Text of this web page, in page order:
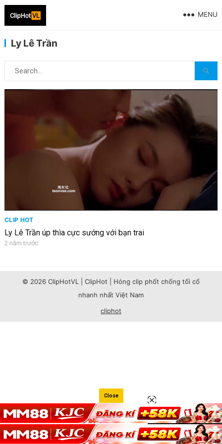
MENU
Ly Lê Trần
CLIP HOT
Ly Lê Trần úp thìa cực sướng với bạn trai
2 năm trước
© 2026 ClipHotVL | ClipHot | Hóng clip phốt chống tối cổ
nhanh nhất Việt Nam
cliphot
Close